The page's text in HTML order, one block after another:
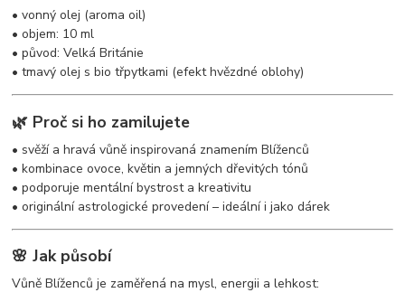
• vonný olej (aroma oil)
• objem: 10 ml
• původ: Velká Británie
• tmavý olej s bio třpytkami (efekt hvězdné oblohy)
🌿 Proč si ho zamilujete
• svěží a hravá vůně inspirovaná znamením Blíženců
• kombinace ovoce, květin a jemných dřevitých tónů
• podporuje mentální bystrost a kreativitu
• originální astrologické provedení – ideální i jako dárek
🌸 Jak působí
Vůně Blíženců je zaměřená na mysl, energii a lehkost: